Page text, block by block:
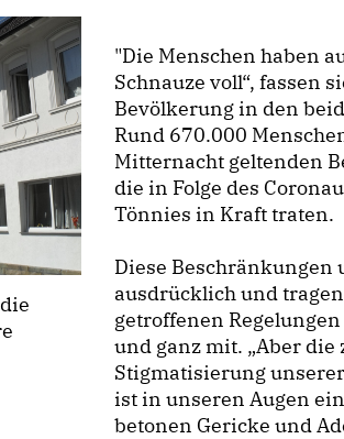
"Die Menschen haben
Schnauze voll“, fassen
Bevölkerung in den
Rund 670.000
Mitternacht geltenden
die in Folge des
Tönnies in Kraft traten.
Diese Beschränkungen
ausdrücklich und
getroffenen
und ganz mit. „Aber die
Stigmatisierung
ist in unseren Augen
betonen Gericke und